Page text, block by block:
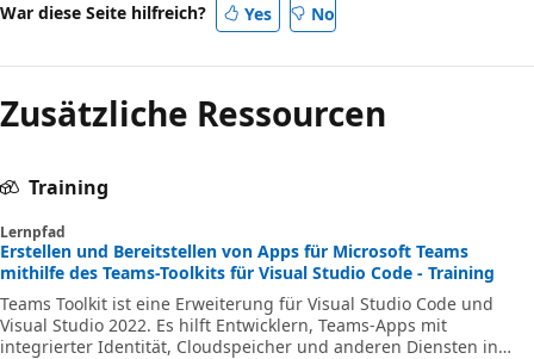
War diese Seite hilfreich? Yes No
Zusätzliche Ressourcen
Training
Lernpfad
Erstellen und Bereitstellen von Apps für Microsoft Teams
mithilfe des Teams-Toolkits für Visual Studio Code - Training
Teams Toolkit ist eine Erweiterung für Visual Studio Code und
Visual Studio 2022. Es hilft Entwicklern, Teams-Apps mit
integrierter Identität, Cloudspeicher und anderen Diensten in